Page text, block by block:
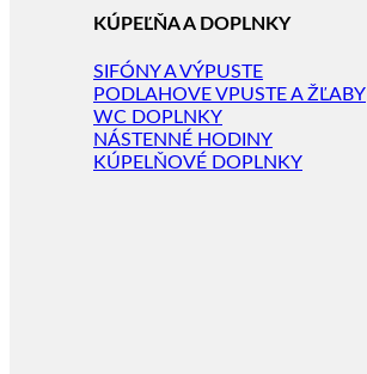
KÚPEĽŇA A DOPLNKY
SIFÓNY A VÝPUSTE
PODLAHOVE VPUSTE A ŽĽABY
WC DOPLNKY
NÁSTENNÉ HODINY
KÚPELŇOVÉ DOPLNKY